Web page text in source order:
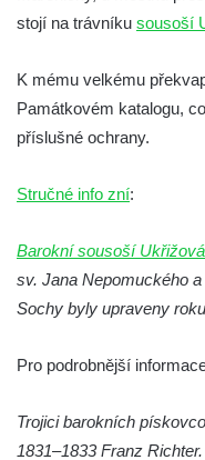
Socha Mamutí lebka
Socha Mamut
Socha Orel v ZOO
Socha Vydry si hrají v
Socha Matka příroda
Socha Lišky v ZOO
Socha Kudlanka v
Socha Vlčice s
Socha Orlice v ZOO
stojí na trávníku sousoší
K mému velkému
Památkovém katalogu,
příslušné ochrany.
Stručné info zní:
Barokní sousoší
sv. Jana Nepomuckého
Sochy byly upraveny
Pro podrobnější
Trojici barokních
1831–1833 Franz